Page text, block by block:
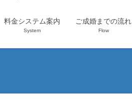
料金システム案内
System
ご成婚までの流れ
Flow